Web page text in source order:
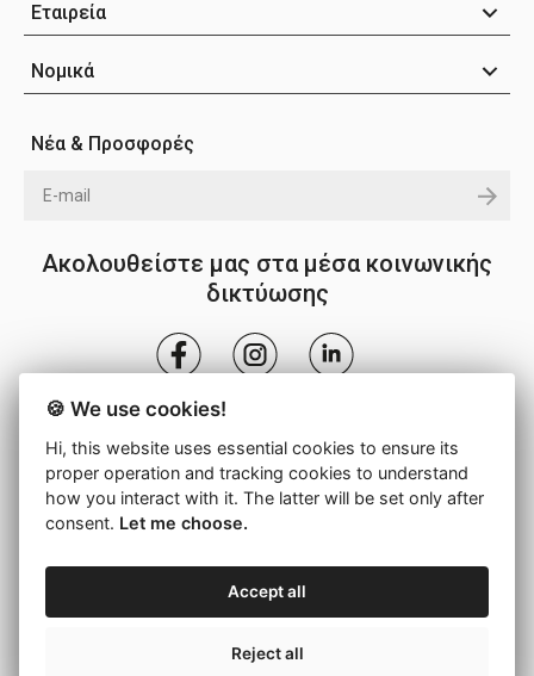
Εταιρεία
Νομικά
Νέα & Προσφορές
Ακολουθείστε μας στα μέσα κοινωνικής
δικτύωσης
Επιστροφή στην κορυφή
🍪 We use cookies!
Hi, this website uses essential cookies to ensure its
proper operation and tracking cookies to understand
how you interact with it. The latter will be set only after
consent. Let me choose.
Accept all
Reject all